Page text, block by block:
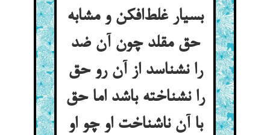
بسیار غلط‌افکن و مشابه
حق مقلد چون آن ضد
را نشناسد از آن رو حق
را نشناخته باشد اما حق
با آن ناشناخت او چو او